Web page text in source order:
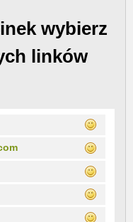
wybierz
linków